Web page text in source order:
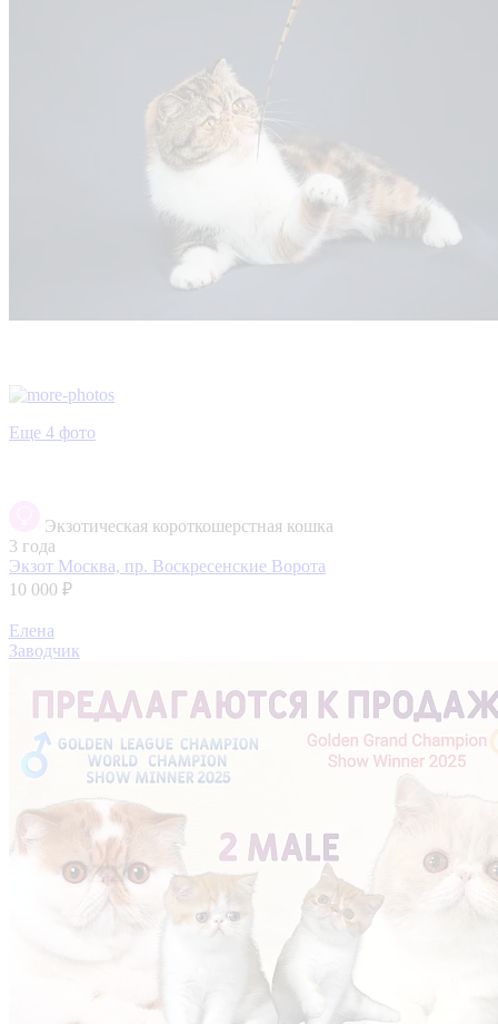
Еще 4 фото
Экзотическая короткошерстная кошка
3 года
Экзот Москва, пр. Воскресенские Ворота
10 000 ₽
Елена
Заводчик